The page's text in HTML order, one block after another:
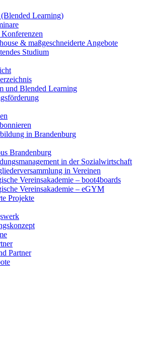
Learning)
& maßgeschneiderte Angebote
Studium
und Blended Learning
in Brandenburg
Brandenburg
in der Sozialwirtschaft
in Vereinen
Vereinsakademie – boot4boards
Vereinsakademie – eGYM
Projekte
Partner